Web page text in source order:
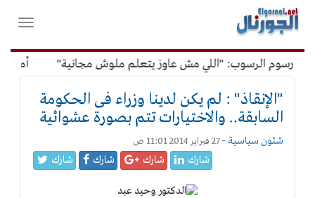
القائمة
الرئيسية
فتح
رسوم الرسوب: "اللي مش عاوز يتعلم ملوش مجانية" أمين
"الإنقاذ" : لم يكن لدينا وزراء فى الحكومة
السابقة.. والاختيارات تتم بصورة عشوائية
شئون سياسية -27 فبراير 2014 11:01 ص
شارك شارك شارك شارك